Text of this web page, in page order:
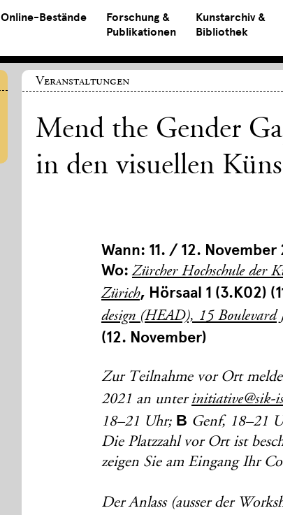
Online-Bestände
Forschung &
Publikationen
Kunstarchiv &
Bibliothek
Veranstaltungen
Mend the Gender
in den visuellen
Wann: 11. / 12. November
Wo:Zürcher Hochschule der
Zürich, Hörsaal 1 (3.K02)
design (HEAD), 15 Boulevard
(12. November)
Zur Teilnahme vor Ort
2021 an unterinitiative@sik-
18–21 Uhr; B Genf, 18–21
Die Platzzahl vor Ort ist
zeigen Sie am Eingang Ihr
Der Anlass (ausser der